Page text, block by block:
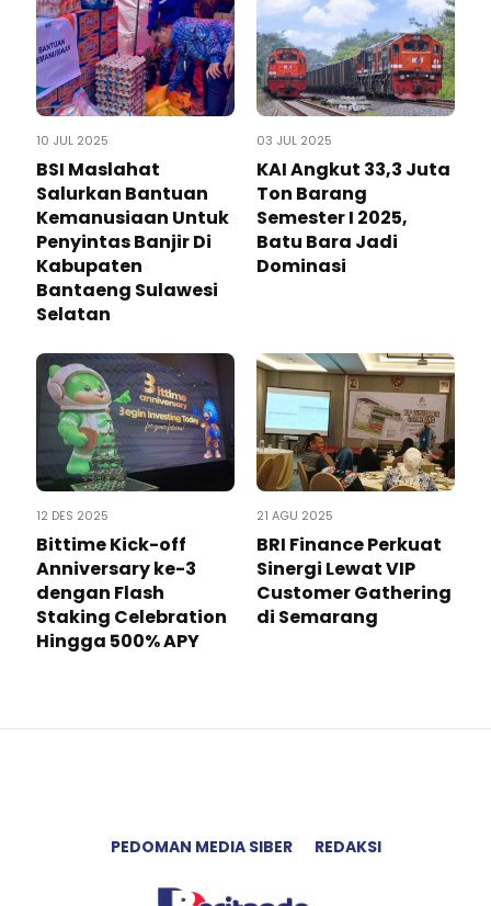
10 JUL 2025
BSI Maslahat
Salurkan Bantuan
Kemanusiaan Untuk
Penyintas Banjir Di
Kabupaten
Bantaeng Sulawesi
Selatan
03 JUL 2025
KAI Angkut 33,3 Juta
Ton Barang
Semester I 2025,
Batu Bara Jadi
Dominasi
12 DES 2025
Bittime Kick-off
Anniversary ke-3
dengan Flash
Staking Celebration
Hingga 500% APY
21 AGU 2025
BRI Finance Perkuat
Sinergi Lewat VIP
Customer Gathering
di Semarang
PEDOMAN MEDIA SIBER REDAKSI